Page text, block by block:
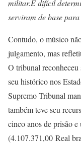
militar.É difícil
serviram de base
Contudo, o músico
julgamento, mas
O tribunal
seu histórico nos
Supremo Tribunal
também teve seu
cinco anos de prisão
(4.107.371,00 Real